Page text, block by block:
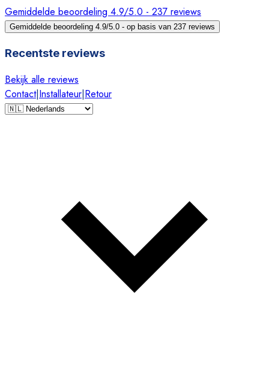
Gemiddelde beoordeling 4.9/5.0 - 237 reviews
Gemiddelde beoordeling 4.9/5.0 - op basis van 237 reviews
Recentste reviews
Bekijk alle reviews
Contact|Installateur|Retour